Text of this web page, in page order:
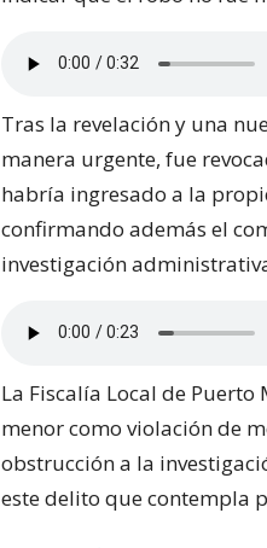
Tras la revelación y una
manera urgente, fue
habría ingresado a la
confirmando además el
investigación
La Fiscalía Local de
menor como violación de
obstrucción a la
este delito que contempla